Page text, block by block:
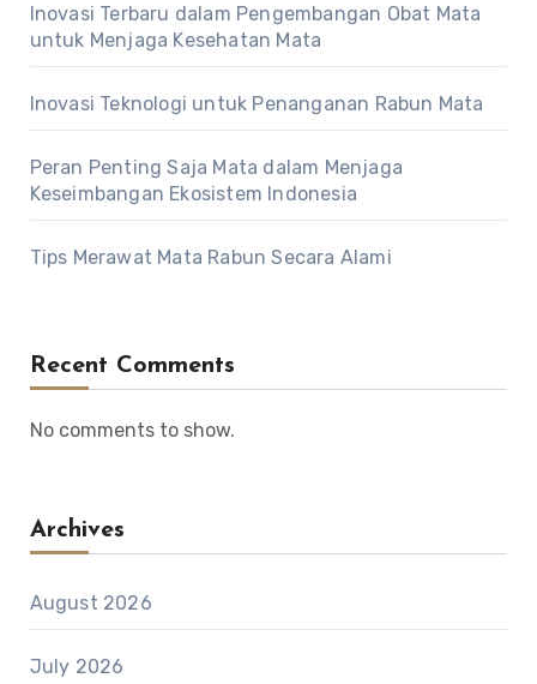
Inovasi Terbaru dalam Pengembangan Obat Mata
untuk Menjaga Kesehatan Mata
Inovasi Teknologi untuk Penanganan Rabun Mata
Peran Penting Saja Mata dalam Menjaga
Keseimbangan Ekosistem Indonesia
Tips Merawat Mata Rabun Secara Alami
Recent Comments
No comments to show.
Archives
August 2026
July 2026